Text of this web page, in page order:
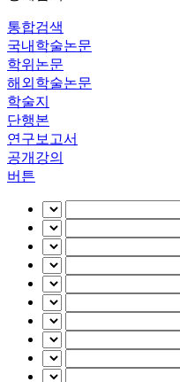
통합검색
국내학술논문
학위논문
해외학술논문
학술지
단행본
연구보고서
공개강의
버튼